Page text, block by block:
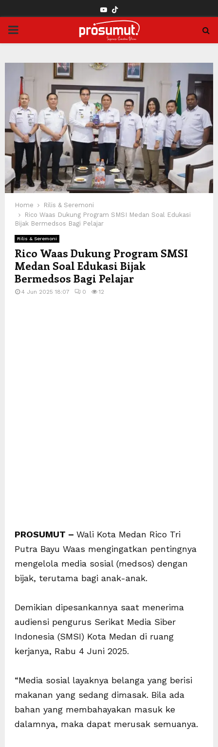
YOUTUBE
PRIMARY
Home
Rilis & Seremoni
Rico Waas Dukung Program SMSI Medan Soal Edukasi
Bijak Bermedsos Bagi Pelajar
Rilis & Seremoni
Rico Waas Dukung Program SMSI
Medan Soal Edukasi Bijak
Bermedsos Bagi Pelajar
4 Jun 2025 18:07 0 12
PROSUMUT – Wali Kota Medan Rico Tri
Putra Bayu Waas mengingatkan pentingnya
mengelola media sosial (medsos) dengan
bijak, terutama bagi anak-anak.
Demikian dipesankannya saat menerima
audiensi pengurus Serikat Media Siber
Indonesia (SMSI) Kota Medan di ruang
kerjanya, Rabu 4 Juni 2025.
“Media sosial layaknya belanga yang berisi
makanan yang sedang dimasak. Bila ada
bahan yang membahayakan masuk ke
dalamnya, maka dapat merusak semuanya.